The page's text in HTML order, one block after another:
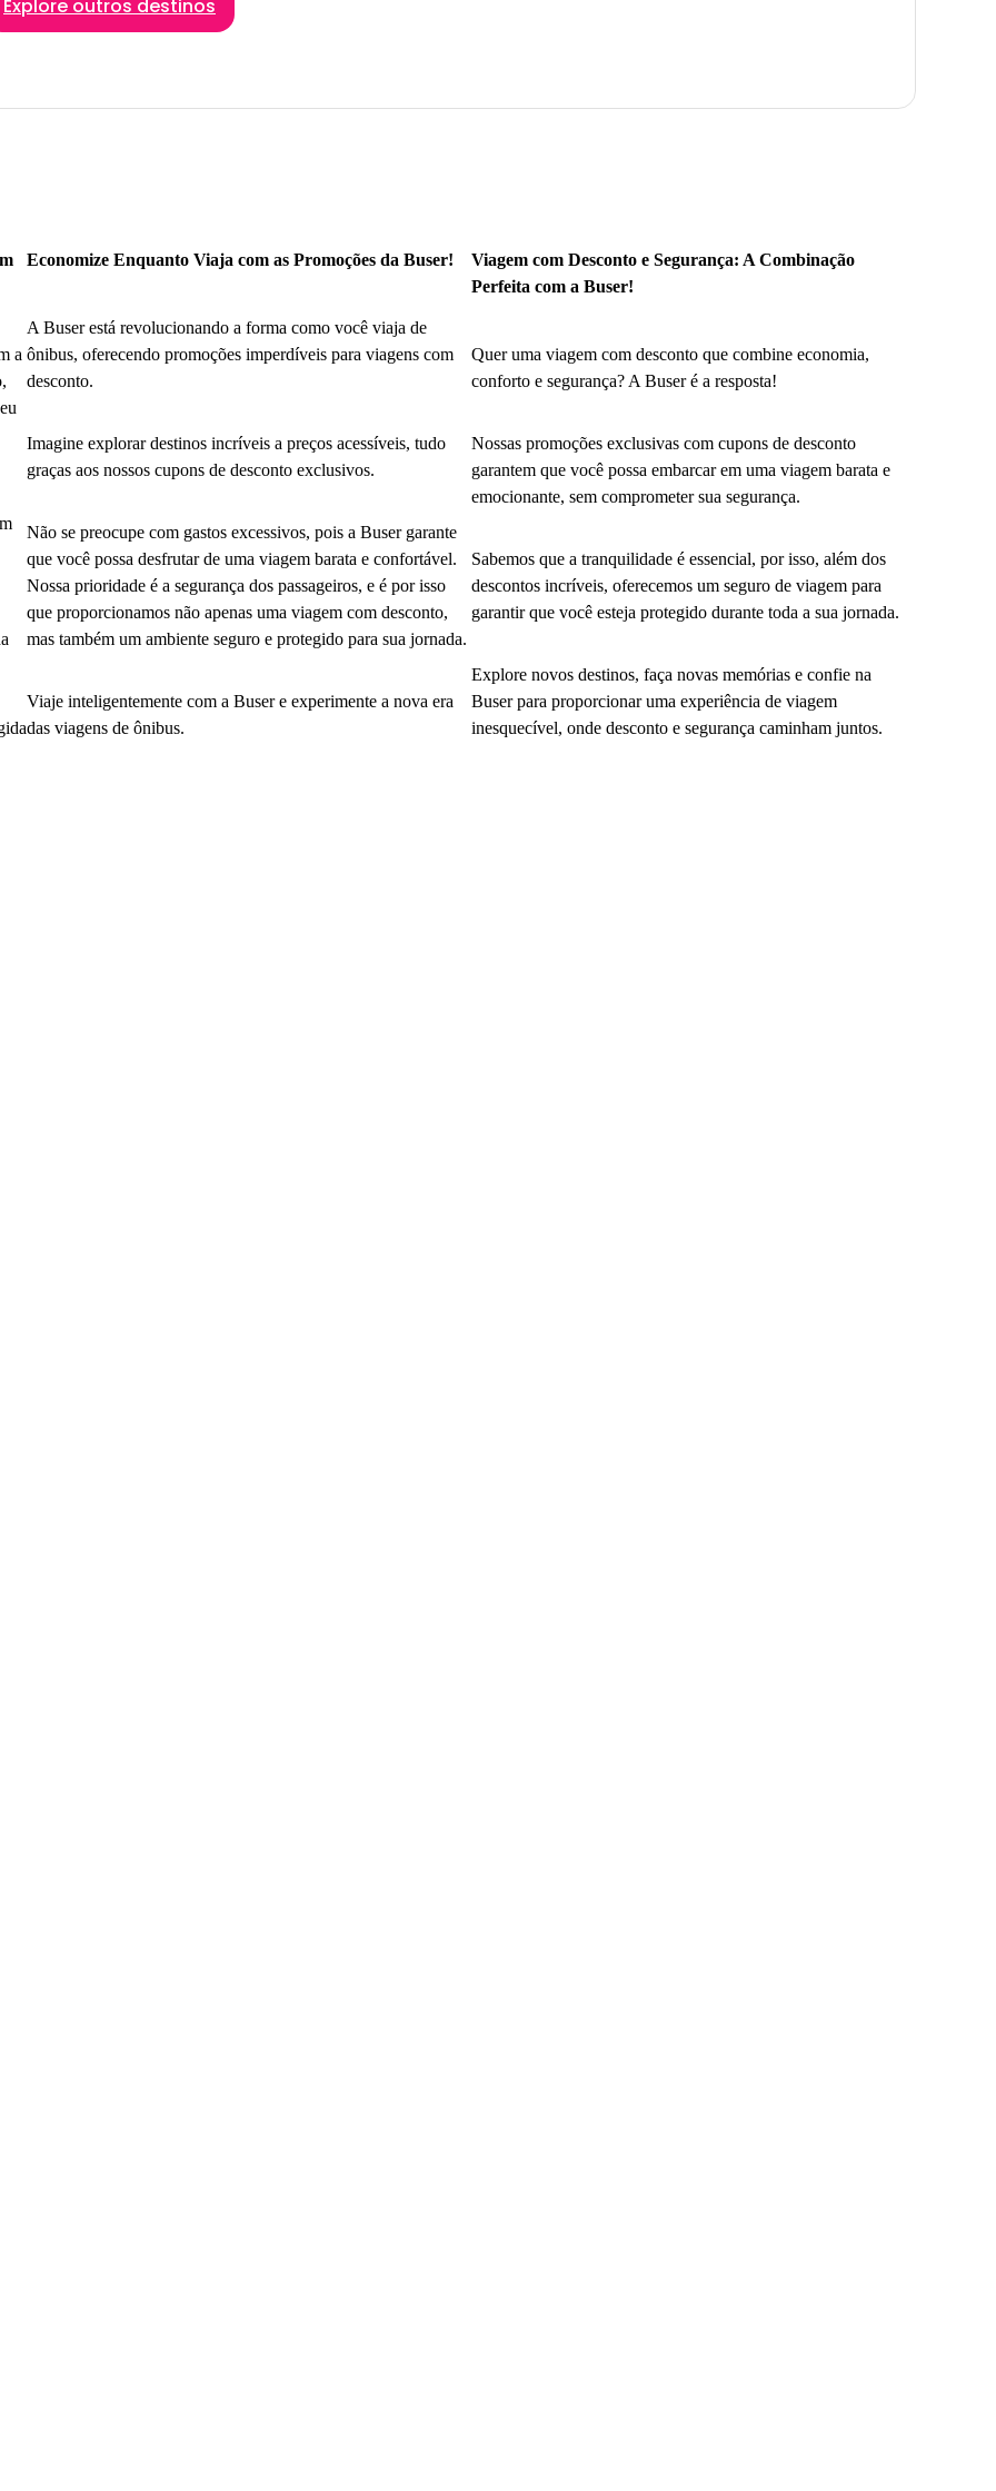
Explore outros destinos
a
Economize Enquanto Viaja com as Promoções da Buser!
A Buser está revolucionando a forma como você viaja de
ônibus, oferecendo promoções imperdíveis para viagens com
desconto.
Imagine explorar destinos incríveis a preços acessíveis, tudo
graças aos nossos cupons de desconto exclusivos.
Não se preocupe com gastos excessivos, pois a Buser garante
que você possa desfrutar de uma viagem barata e confortável.
Nossa prioridade é a segurança dos passageiros, e é por isso
que proporcionamos não apenas uma viagem com desconto,
mas também um ambiente seguro e protegido para sua jornada.
Viaje inteligentemente com a Buser e experimente a nova era
das viagens de ônibus.
Viagem com Desconto e Segurança: A Combinação
Perfeita com a Buser!
Quer uma viagem com desconto que combine economia,
conforto e segurança? A Buser é a resposta!
Nossas promoções exclusivas com cupons de desconto
garantem que você possa embarcar em uma viagem barata e
emocionante, sem comprometer sua segurança.
Sabemos que a tranquilidade é essencial, por isso, além dos
descontos incríveis, oferecemos um seguro de viagem para
garantir que você esteja protegido durante toda a sua jornada.
Explore novos destinos, faça novas memórias e confie na
Buser para proporcionar uma experiência de viagem
inesquecível, onde desconto e segurança caminham juntos.